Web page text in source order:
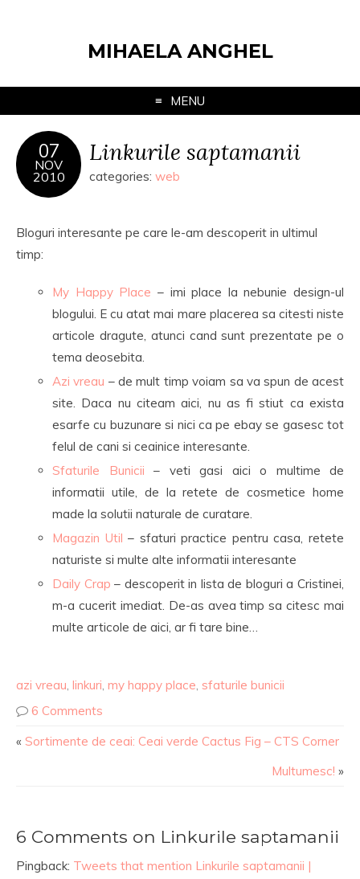
MIHAELA ANGHEL
MENU
07
NOV
2010
Linkurile saptamanii
categories: web
Bloguri interesante pe care le-am descoperit in ultimul
timp:
My Happy Place – imi place la nebunie design-ul
blogului. E cu atat mai mare placerea sa citesti niste
articole dragute, atunci cand sunt prezentate pe o
tema deosebita.
Azi vreau – de mult timp voiam sa va spun de acest
site. Daca nu citeam aici, nu as fi stiut ca exista
esarfe cu buzunare si nici ca pe ebay se gasesc tot
felul de cani si ceainice interesante.
Sfaturile Bunicii – veti gasi aici o multime de
informatii utile, de la retete de cosmetice home
made la solutii naturale de curatare.
Magazin Util – sfaturi practice pentru casa, retete
naturiste si multe alte informatii interesante
Daily Crap – descoperit in lista de bloguri a Cristinei,
m-a cucerit imediat. De-as avea timp sa citesc mai
multe articole de aici, ar fi tare bine…
azi vreau, linkuri, my happy place, sfaturile bunicii
6 Comments
« Sortimente de ceai: Ceai verde Cactus Fig – CTS Corner
Multumesc! »
6 Comments on Linkurile saptamanii
Pingback: Tweets that mention Linkurile saptamanii |